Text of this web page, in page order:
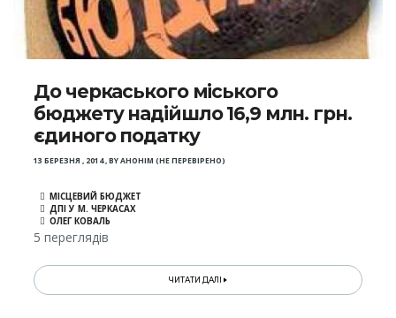
До черкаського міського
бюджету надійшло 16,9 млн. грн.
єдиного податку
13 БЕРЕЗНЯ , 2014,BYАНОНІМ (НЕ ПЕРЕВІРЕНО)
МІСЦЕВИЙ БЮДЖЕТ
ДПІ У М. ЧЕРКАСАХ
ОЛЕГ КОВАЛЬ
5 переглядів
ЧИТАТИ ДАЛІ